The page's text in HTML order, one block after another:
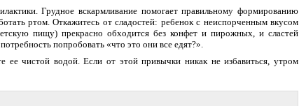
Грудное вскармливание помогает правильному формированию
ртом. Откажитесь от сладостей: ребенок с неиспорченным вкусом
пищу) прекрасно обходится без конфет и пирожных, и сластей
попробовать «что это они все едят?».
ее чистой водой. Если от этой привычки никак не избавиться, утром